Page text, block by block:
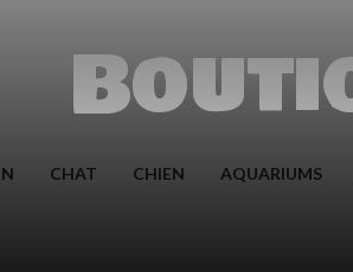
CHAT CHIEN AQUARIUMS